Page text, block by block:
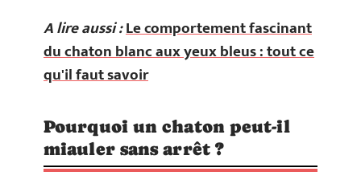
A lire aussi :Le comportement fascinant
du chaton blanc aux yeux bleus : tout ce
qu'il faut savoir
Pourquoi un chaton peut-il
miauler sans arrêt ?